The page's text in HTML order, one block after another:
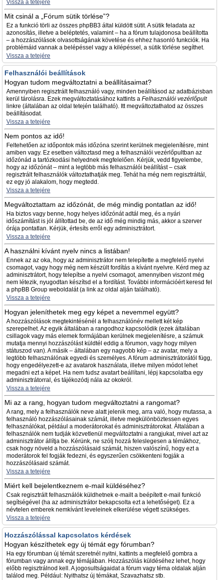
Vissza a tetejére
Mit csinál a „Fórum sütik törlése”?
Ez a funkció törli az összes phpBB3 által küldött sütit. A sütik feladata az
azonosítás, illetve a beléptetés, valamint – ha a fórum tulajdonosa beállította
– a hozzászólások olvasottságának követése és ehhez hasonló funkciók. Ha
problémáid vannak a belépéssel vagy a kilépéssel, a sütik törlése segíthet.
Vissza a tetejére
Felhasználói beállítások
Hogyan tudom megváltoztatni a beállításaimat?
Amennyiben regisztrált felhasználó vagy, minden beállításod az adatbázisban
kerül tárolásra. Ezek megváltoztatásához kattints a Felhasználói vezérlőpult
linkre (általában az oldal tetején található). Itt megváltoztathatod az összes
beállításodat.
Vissza a tetejére
Nem pontos az idő!
Feltehetően az időpontok más időzóna szerint kerülnek megjelenítésre, mint
amiben vagy. Ez esetben változtasd meg a felhasználói vezérlőpultban az
időzónád a tartózkodási helyednek megfelelően. Kérjük, vedd figyelembe,
hogy az időzónát – mint a legtöbb más felhasználói beállítást – csak
regisztrált felhasználók változtathatják meg. Tehát ha még nem regisztráltál,
ez egy jó alakalom, hogy megtedd.
Vissza a tetejére
Megváltoztattam az időzónát, de még mindig pontatlan az idő!
Ha biztos vagy benne, hogy helyes időzónát adtál meg, és a nyári
időszámítást is jól állítottad be, de az idő még mindig más, akkor a szerver
órája pontatlan. Kérjük, értesíts erről egy adminisztrátort.
Vissza a tetejére
A használni kívánt nyelv nincs a listában!
Ennek az az oka, hogy az adminisztrátor nem telepítette a megfelelő nyelvi
csomagot, vagy hogy még nem készült fordítás a kívánt nyelvre. Kérd meg az
adminisztrátort, hogy telepítse a nyelvi csomagot, amennyiben viszont még
nem létezik, nyugodtan készítsd el a fordítást. További információért keresd fel
a phpBB Group weboldalát (a link az oldal alján található).
Vissza a tetejére
Hogyan jeleníthetek meg egy képet a nevemmel együtt?
A hozzászólások megtekintésénél a felhasználónév mellett két kép
szerepelhet. Az egyik általában a rangodhoz kapcsolódik (ezek általában
csillagok vagy más elemek formájában kerülnek megjelenítésre, a számuk
mutatja mennyi hozzászólást küldtél eddig a fórumon, vagy hogy milyen
státuszod van). A másik – általában egy nagyobb kép – az avatar, mely a
legtöbb felhasználónak egyedi és személyes. A fórum adminisztrátorától függ,
hogy engedélyezett-e az avatarok használata, illetve milyen módot lehet
megadni ezt a képet. Ha nem tudsz avatart beállítani, lépj kapcsolatba egy
adminisztrátorral, és tájékozódj nála az okokról.
Vissza a tetejére
Mi az a rang, hogyan tudom megváltoztatni a rangomat?
A rang, mely a felhasználók neve alatt jelenik meg, arra való, hogy mutassa, a
felhasználó hozzászólásainak számát, illetve megkülönböztessen egyes
felhasználókat, például a moderátorokat és adminisztrátorokat. Általában a
felhasználók nem tudják közvetlenül megváltoztatni a rangjukat, mivel azt az
adminisztrátor állítja be. Kérünk, ne szólj hozzá feleslegesen a témákhoz,
csak hogy növeld a hozzászólásaid számát, hiszen valószínű, hogy ezt a
moderátorok fel fogják fedezni, és egyszerűen csökkenteni fogják a
hozzászólásaid számát.
Vissza a tetejére
Miért kell bejelentkeznem e-mail küldéséhez?
Csak regisztrált felhasználók küldhetnek e-mailt a beépített e-mail funkció
segítségével (ha az adminisztrátor bekapcsolta ezt a lehetőséget). Ez a
névtelen emberek nemkívánt leveleinek elkerülése végett szükséges.
Vissza a tetejére
Hozzászólással kapcsolatos kérdések
Hogyan készíthetek egy új témát egy fórumban?
Ha egy fórumban új témát szeretnél nyitni, kattints a megfelelő gombra a
fórumban vagy annak egy témájában. Hozzászólás küldéséhez lehet, hogy
előbb regisztrálnod kell. A jogosultságaidat a fórum vagy téma oldalak alján
találod meg. Például: Nyithatsz új témákat, Szavazhatsz stb.